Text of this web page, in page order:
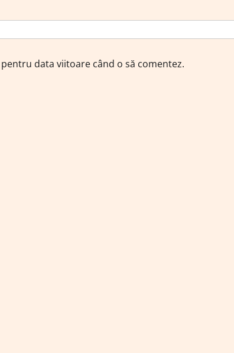
data viitoare când o să comentez.